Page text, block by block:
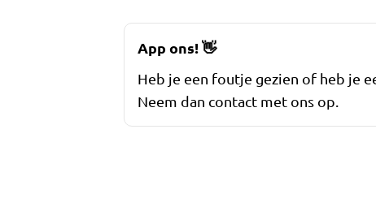
App ons!👋
Heb je een foutje gezien of heb je
Neem dan contact met ons op.